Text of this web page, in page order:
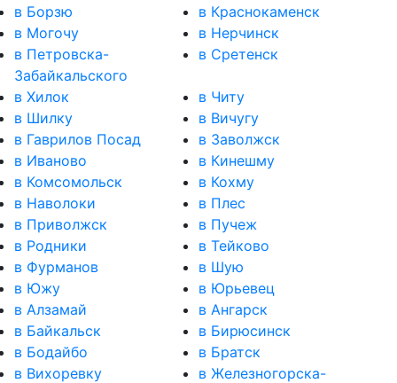
в Борзю
в Краснокаменск
в Могочу
в Нерчинск
в Петровска-
Забайкальского
в Сретенск
в Хилок
в Читу
в Шилку
в Вичугу
в Гаврилов Посад
в Заволжск
в Иваново
в Кинешму
в Комсомольск
в Кохму
в Наволоки
в Плес
в Приволжск
в Пучеж
в Родники
в Тейково
в Фурманов
в Шую
в Южу
в Юрьевец
в Алзамай
в Ангарск
в Байкальск
в Бирюсинск
в Бодайбо
в Братск
в Вихоревку
в Железногорска-